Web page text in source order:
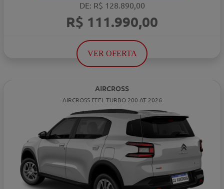
DE: R$ 128.890,00
R$ 111.990,00
VER OFERTA
AIRCROSS
AIRCROSS FEEL TURBO 200 AT 2026